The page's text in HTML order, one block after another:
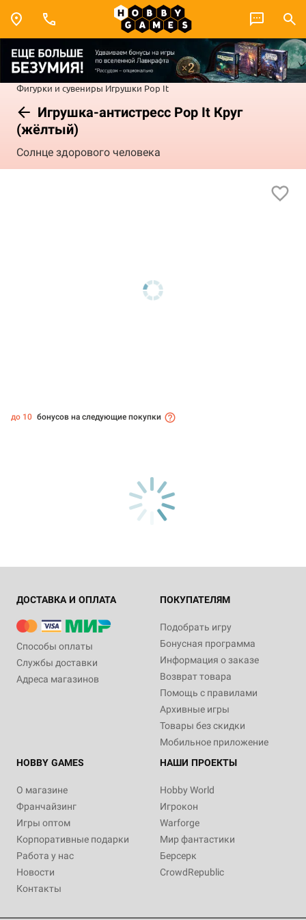
Фигурки и сувениры Игрушки Pop It
Игрушка-антистресс Pop It Круг
(жёлтый)
Солнце здорового человека
до 10 бонусов на следующие покупки
ДОСТАВКА И ОПЛАТА
Способы оплаты
Службы доставки
Адреса магазинов
ПОКУПАТЕЛЯМ
Подобрать игру
Бонусная программа
Информация о заказе
Возврат товара
Помощь с правилами
Архивные игры
Товары без скидки
Мобильное приложение
HOBBY GAMES
О магазине
Франчайзинг
Игры оптом
Корпоративные подарки
Работа у нас
Новости
Контакты
НАШИ ПРОЕКТЫ
Hobby World
Игрокон
Warforge
Мир фантастики
Берсерк
CrowdRepublic